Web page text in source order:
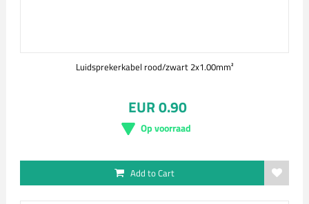
Luidsprekerkabel rood/zwart 2x1.00mm²
EUR 0.90
Op voorraad
Add to Cart